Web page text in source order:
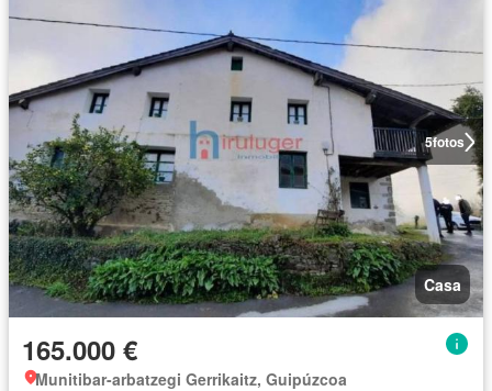
5fotos
Casa
165.000 €
Munitibar-arbatzegi Gerrikaitz, Guipúzcoa